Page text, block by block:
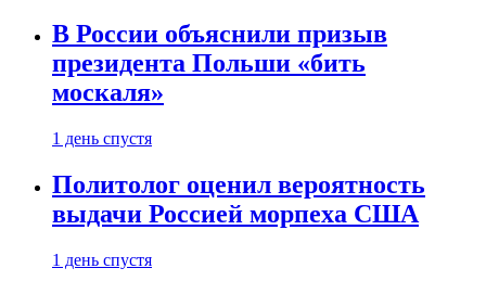
В России объяснили призыв
президента Польши «бить
москаля»
1 день спустя
Политолог оценил вероятность
выдачи Россией морпеха США
1 день спустя